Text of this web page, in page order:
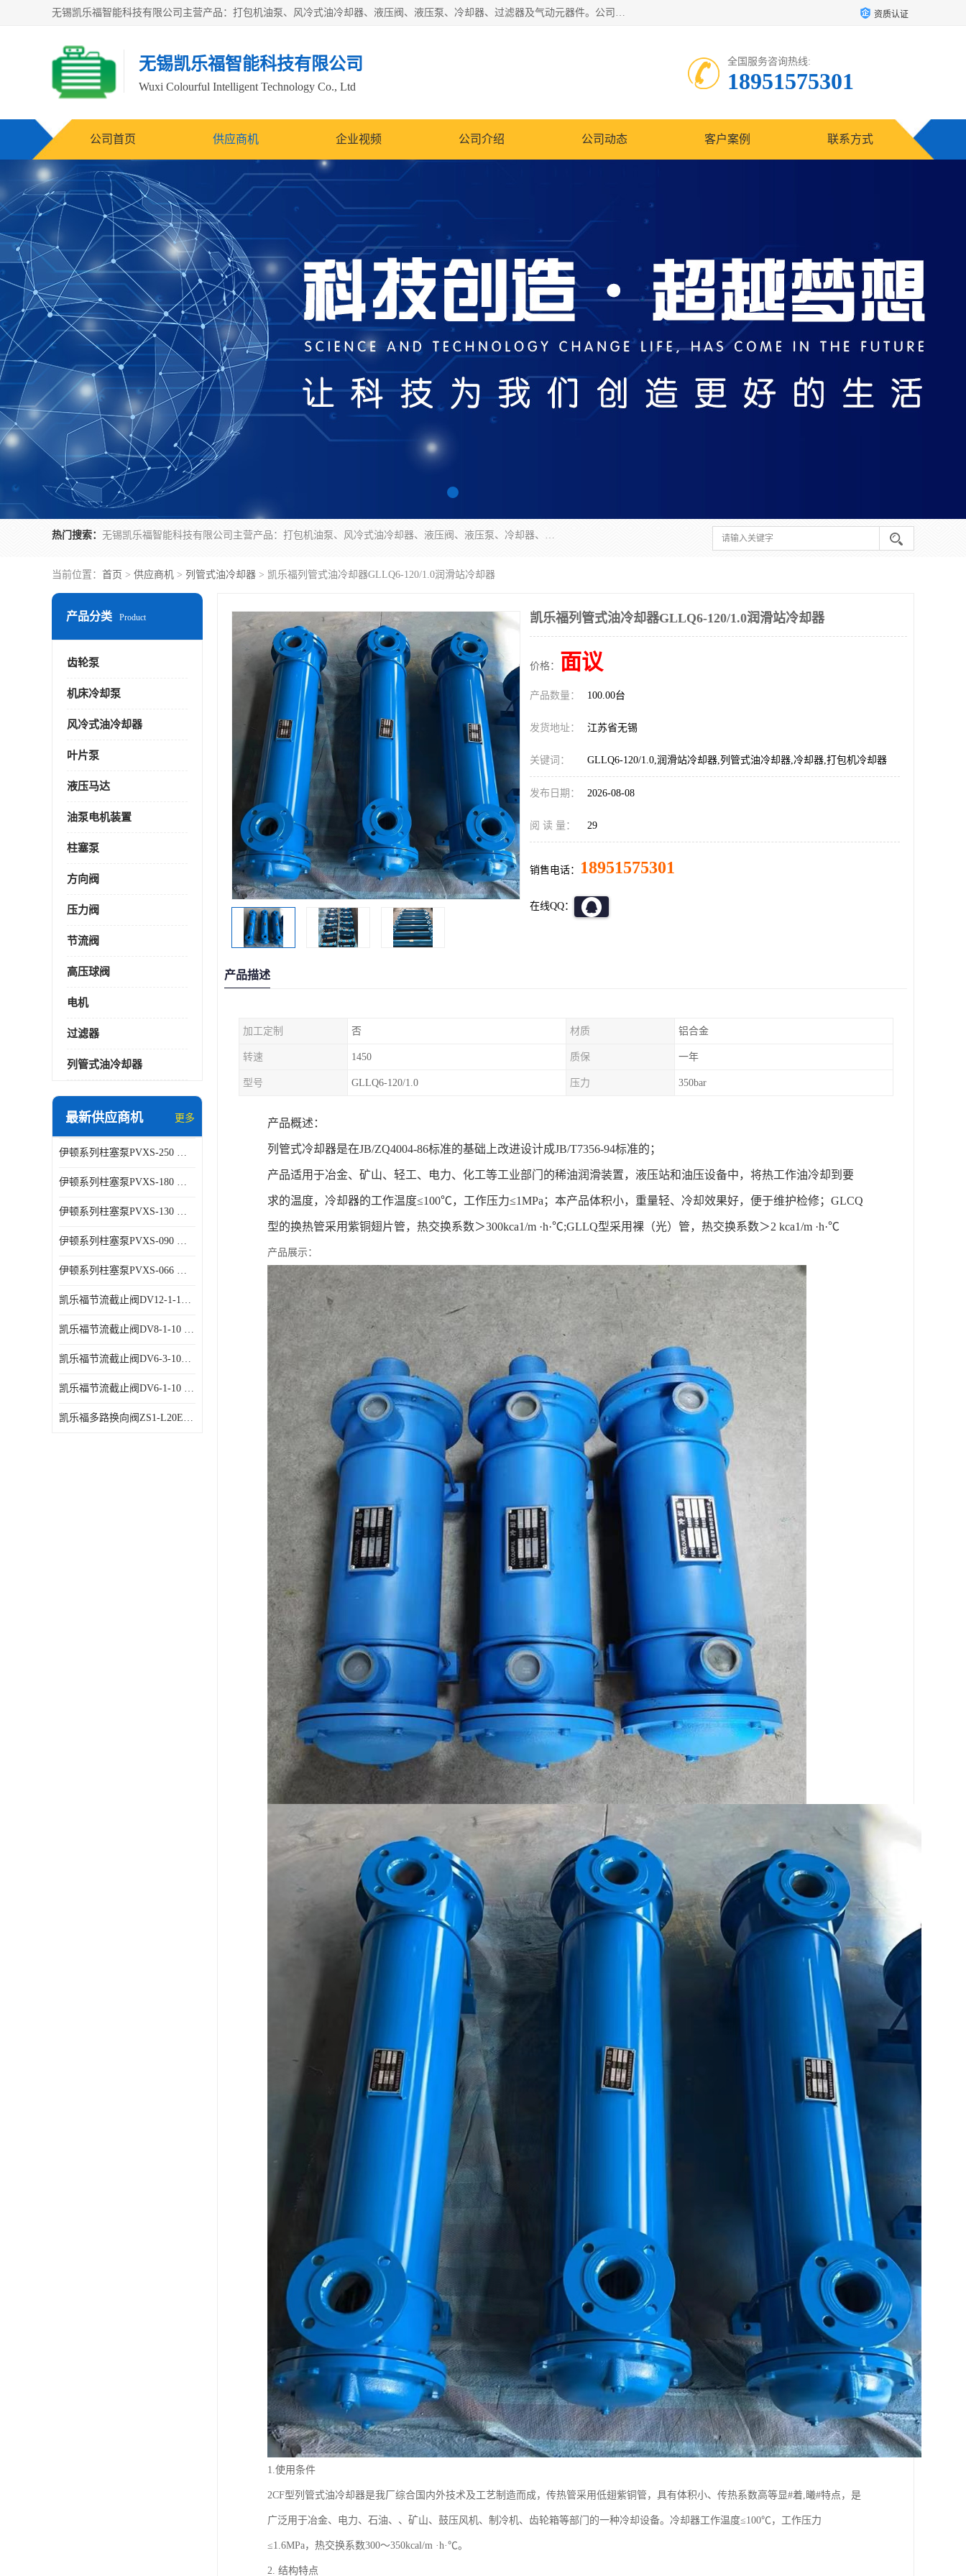
无锡凯乐福智能科技有限公司主营产品：打包机油泵、风冷式油冷却器、液压阀、液压泵、冷却器、过滤器及气动元器件。公司主导生产齿轮泵、齿轮马达、液压阀等产品。共计100多个系列、3000余种规格。覆盖了液压系统的动力元件、控制元件和执行元件，具备较强的成套供货、服务能力。 资质认证
无锡凯乐福智能科技有限公司
Wuxi Colourful Intelligent Technology Co., Ltd
全国服务咨询热线:
18951575301
公司首页 供应商机 企业视频 公司介绍 公司动态 客户案例 联系方式
热门搜索： 无锡凯乐福智能科技有限公司主营产品：打包机油泵、风冷式油冷却器、液压阀、液压泵、冷却器、过滤器及气动元器件。公司主导生产齿轮泵、齿轮马达、液压阀等产品。共计100多个系列、3000余种规格。覆盖了液压系统的动力元件、控制元件和执行元件，具备较强的成套供货、服务能力。
当前位置： 首页 > 供应商机 > 列管式油冷却器 > 凯乐福列管式油冷却器GLLQ6-120/1.0润滑站冷却器
产品分类 Product
齿轮泵
机床冷却泵
风冷式油冷却器
叶片泵
液压马达
油泵电机装置
柱塞泵
方向阀
压力阀
节流阀
高压球阀
电机
过滤器
列管式油冷却器
最新供应商机 更多
伊顿系列柱塞泵PVXS-250 钢铁厂液压系统增压油泵
伊顿系列柱塞泵PVXS-180 钢铁厂液压系统增压油泵
伊顿系列柱塞泵PVXS-130 钢铁厂液压系统增压油泵
伊顿系列柱塞泵PVXS-090 钢铁厂液压系统增压油泵
伊顿系列柱塞泵PVXS-066 钢铁厂液压系统增压油泵
凯乐福节流截止阀DV12-1-10 液压站节流阀
凯乐福节流截止阀DV8-1-10 液压站节流阀
凯乐福节流截止阀DV6-3-10液压站节流阀
凯乐福节流截止阀DV6-1-10 液压站节流阀
凯乐福多路换向阀ZS1-L20E-OT多路阀厂家
凯乐福列管式油冷却器GLLQ6-120/1.0润滑站冷却器
价格： 面议
产品数量： 100.00台
发货地址： 江苏省无锡
关键词： GLLQ6-120/1.0,润滑站冷却器,列管式油冷却器,冷却器,打包机冷却器
发布日期： 2026-08-08
阅 读 量： 29
销售电话： 18951575301
在线QQ：
产品描述
加工定制 否 材质 铝合金
转速 1450 质保 一年
型号 GLLQ6-120/1.0 压力 350bar
产品概述：
列管式冷却器是在JB/ZQ4004-86标准的基础上改进设计成JB/T7356-94标准的；
产品适用于冶金、矿山、轻工、电力、化工等工业部门的稀油润滑装置，液压站和油压设备中，将热工作油冷却到要
求的温度，冷却器的工作温度≤100℃，工作压力≤1MPa；本产品体积小，重量轻、冷却效果好，便于维护检修；GLCQ
型的换热管采用紫铜翅片管，热交换系数＞300kca1/m ·h·℃;GLLQ型采用裸（光）管，热交换系数＞2 kca1/m ·h·℃
产品展示：
1.使用条件
2CF型列管式油冷却器是我厂综合国内外技术及工艺制造而成，传热管采用低翅紫铜管，具有体积小、传热系数高等显#着,曦#特点，是
广泛用于冶金、电力、石油、、矿山、鼓压风机、制冷机、齿轮箱等部门的一种冷却设备。冷却器工作温度≤100℃，工作压力
≤1.6MPa，热交换系数300～350kcal/m ·h·℃。
2. 结构特点